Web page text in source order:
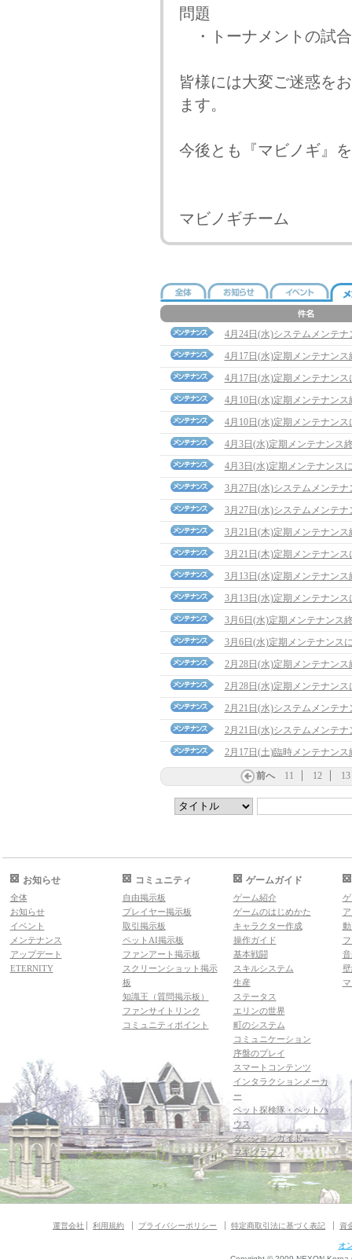
問題
・トーナメントの試
皆様には大変ご迷惑を
ます。
今後とも『マビノギ』
マビノギチーム
4月24日(水)システムメンテナ
4月17日(水)定期メンテナン
4月17日(水)定期メンテナンス
4月10日(水)定期メンテナン
4月10日(水)定期メンテナンス
4月3日(水)定期メンテナンス
4月3日(水)定期メンテナンス
3月27日(水)システムメンテ
3月27日(水)システムメンテナ
3月21日(木)定期メンテナン
3月21日(木)定期メンテナンス
3月13日(水)定期メンテナン
3月13日(水)定期メンテナンス
3月6日(水)定期メンテナンス
3月6日(水)定期メンテナンス
2月28日(水)定期メンテナン
2月28日(水)定期メンテナンス
2月21日(水)システムメンテ
2月21日(水)システムメンテナ
2月17日(土)臨時メンテナン
前へ 11 12 13
お知らせ
全体
お知らせ
イベント
メンテナンス
アップデート
ETERNITY
コミュニティ
自由掲示板
プレイヤー掲示板
取引掲示板
ペットAI掲示板
ファンアート掲示板
スクリーンショット掲示
板
知識王（質問掲示板）
ファンサイトリンク
コミュニティポイント
ゲームガイド
ゲーム紹介
ゲームのはじめかた
キャラクター作成
操作ガイド
基本戦闘
スキルシステム
生産
ステータス
エリンの世界
町のシステム
コミュニケーション
序盤のプレイ
スマートコンテンツ
インタラクションメーカ
ー
ペット探検隊・ペットハ
ウス
ダンジョンガイド
マギグラフィ
運営会社 利用規約 プライバシーポリシー 特定商取引法に基づく表記 資
オ